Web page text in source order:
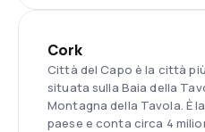
Cork
Città del Capo è la città
situata sulla Baia della
Montagna della Tavola. È
paese e conta circa 4